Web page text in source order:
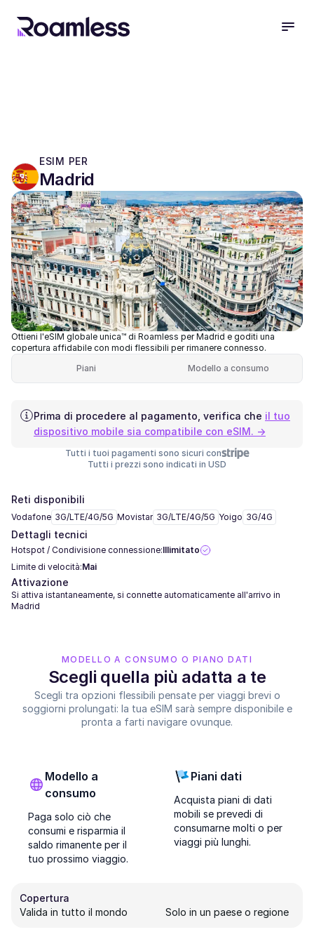
ESIM PER
Madrid
Ottieni l'eSIM globale unica™ di Roamless per Madrid e goditi una
copertura affidabile con modi flessibili per rimanere connesso.
Piani
Modello a consumo
Prima di procedere al pagamento, verifica che il tuo
dispositivo mobile sia compatibile con eSIM. →
Tutti i tuoi pagamenti sono sicuri con
Tutti i prezzi sono indicati in USD
Reti disponibili
Vodafone 3G/LTE/4G/5G Movistar 3G/LTE/4G/5G Yoigo 3G/4G
Dettagli tecnici
Hotspot / Condivisione connessione:Illimitato
Limite di velocità:Mai
Attivazione
Si attiva istantaneamente, si connette automaticamente all'arrivo in
Madrid
MODELLO A CONSUMO O PIANO DATI
Scegli quella più adatta a te
Scegli tra opzioni flessibili pensate per viaggi brevi o
soggiorni prolungati: la tua eSIM sarà sempre disponibile e
pronta a farti navigare ovunque.
Modello a
consumo
Paga solo ciò che
consumi e risparmia il
saldo rimanente per il
tuo prossimo viaggio.
Piani dati
Acquista piani di dati
mobili se prevedi di
consumarne molti o per
viaggi più lunghi.
Copertura
Valida in tutto il mondo
Solo in un paese o regione